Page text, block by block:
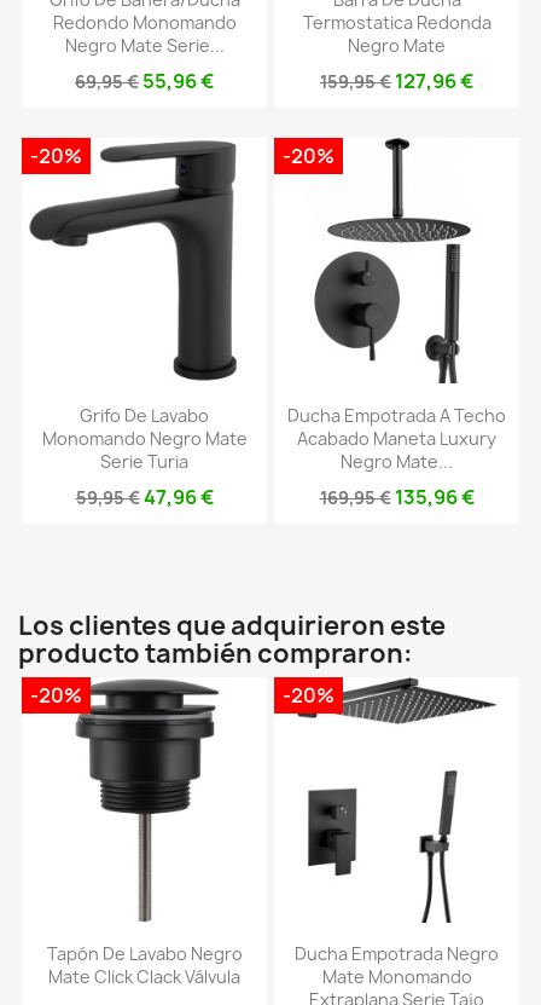
Redondo Monomando
Negro Mate Serie...
69,95 € 55,96 €
Termostatica Redonda
Negro Mate
159,95 € 127,96 €
Grifo De Lavabo
Monomando Negro Mate
Serie Turia
59,95 €47,96 €
-20%
Ducha Empotrada A Techo
Acabado Maneta Luxury
Negro Mate...
169,95 € 135,96 €
-20%
Los clientes que adquirieron este
producto también compraron:
Tapón De Lavabo Negro
Mate Click Clack Válvula
-20%
Ducha Empotrada Negro
Mate Monomando
Extraplana Serie Tajo
-20%